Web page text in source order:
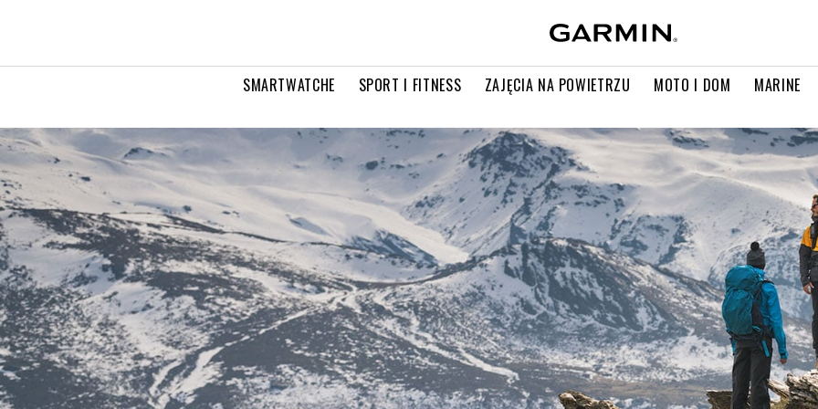
SMARTWATCHE SPORT I FITNESS ZAJĘCIA NA POWIETRZU MOTO I DOM MARINE